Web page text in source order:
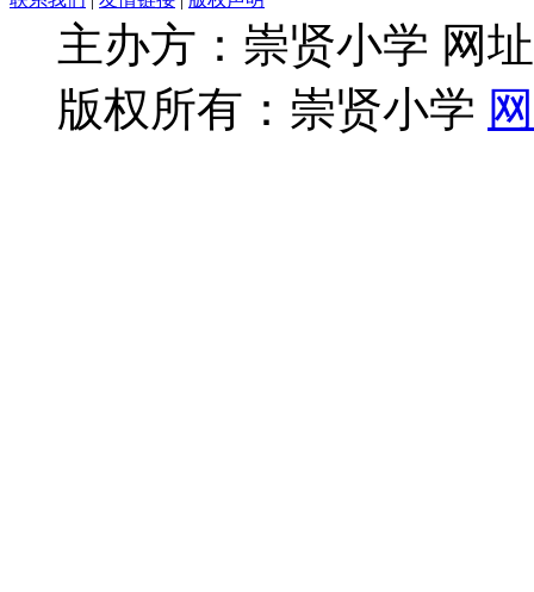
主办方：崇贤小学 网
版权所有：崇贤小学